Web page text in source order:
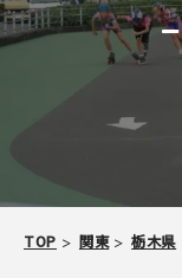
メールアドレス （
TOP 関東 栃木県